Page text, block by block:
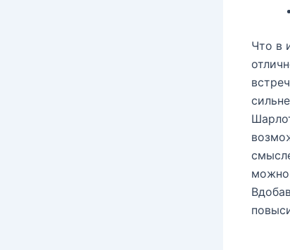
Что в
можно